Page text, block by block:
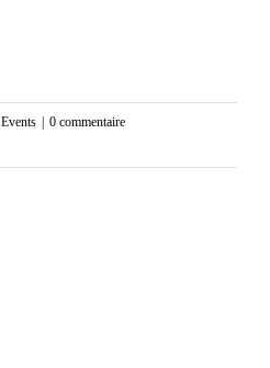
Events | 0 commentaire